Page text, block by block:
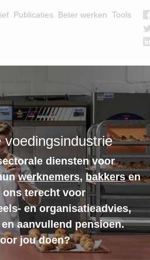
Publicaties Beter werken Tools
diensten voor
werknemers, bakkersen
ons terecht voor
en organisatieadvies,
aanvullend pensioen.
jou doen?